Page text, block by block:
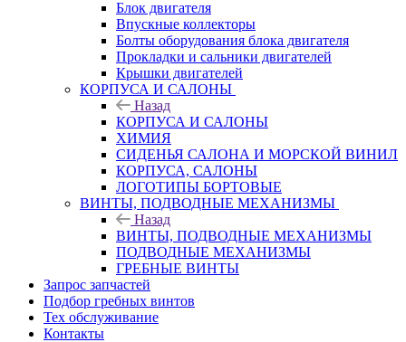
Блок двигателя
Впускные коллекторы
Болты оборудования блока двигателя
Прокладки и сальники двигателей
Крышки двигателей
КОРПУСА И САЛОНЫ
Назад
КОРПУСА И САЛОНЫ
ХИМИЯ
СИДЕНЬЯ САЛОНА И МОРСКОЙ ВИНИЛ
КОРПУСА, САЛОНЫ
ЛОГОТИПЫ БОРТОВЫЕ
ВИНТЫ, ПОДВОДНЫЕ МЕХАНИЗМЫ
Назад
ВИНТЫ, ПОДВОДНЫЕ МЕХАНИЗМЫ
ПОДВОДНЫЕ МЕХАНИЗМЫ
ГРЕБНЫЕ ВИНТЫ
Запрос запчастей
Подбор гребных винтов
Тех обслуживание
Контакты